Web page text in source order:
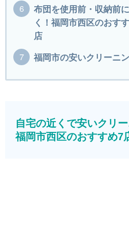
布団を使用前・収納前
く！福岡市西区のおす
店
福岡市の安いクリーニ
自宅の近くで安いクリ
福岡市西区のおすすめ7